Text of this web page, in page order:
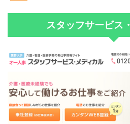
スタッフサービス